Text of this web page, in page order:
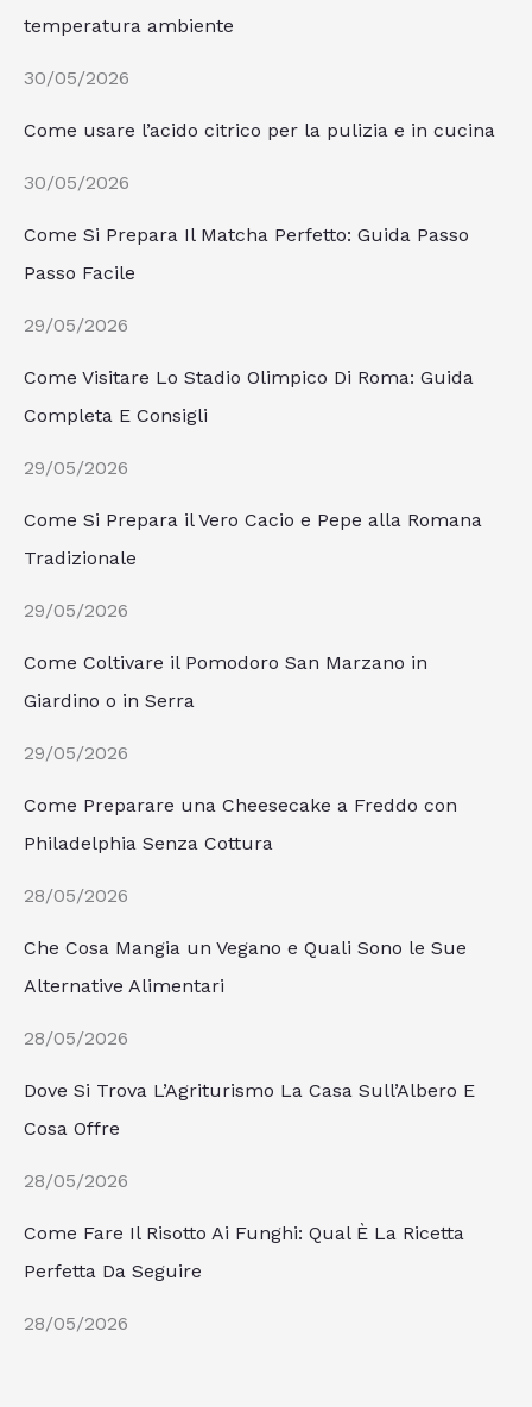
temperatura ambiente
30/05/2026
Come usare l’acido citrico per la pulizia e in cucina
30/05/2026
Come Si Prepara Il Matcha Perfetto: Guida Passo
Passo Facile
29/05/2026
Come Visitare Lo Stadio Olimpico Di Roma: Guida
Completa E Consigli
29/05/2026
Come Si Prepara il Vero Cacio e Pepe alla Romana
Tradizionale
29/05/2026
Come Coltivare il Pomodoro San Marzano in
Giardino o in Serra
29/05/2026
Come Preparare una Cheesecake a Freddo con
Philadelphia Senza Cottura
28/05/2026
Che Cosa Mangia un Vegano e Quali Sono le Sue
Alternative Alimentari
28/05/2026
Dove Si Trova L’Agriturismo La Casa Sull’Albero E
Cosa Offre
28/05/2026
Come Fare Il Risotto Ai Funghi: Qual È La Ricetta
Perfetta Da Seguire
28/05/2026